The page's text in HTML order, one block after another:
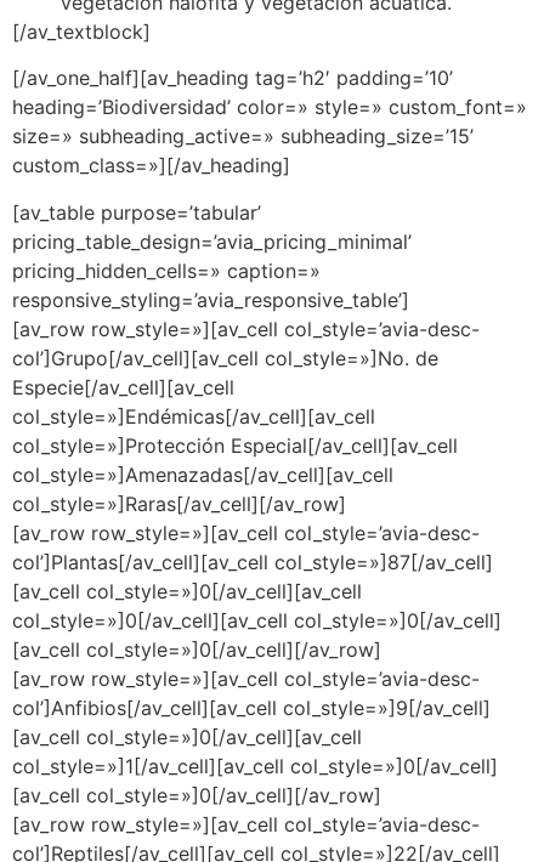
[/av_textblock]
[/av_one_half][av_heading tag=’h2′ padding=’10’
heading=’Biodiversidad’ color=» style=» custom_font=»
size=» subheading_active=» subheading_size=’15’
custom_class=»][/av_heading]
[av_table purpose=’tabular’
pricing_table_design=’avia_pricing_minimal’
pricing_hidden_cells=» caption=»
responsive_styling=’avia_responsive_table’]
[av_row row_style=»][av_cell col_style=’avia-desc-
col’]Grupo[/av_cell][av_cell col_style=»]No. de
Especie[/av_cell][av_cell
col_style=»]Endémicas[/av_cell][av_cell
col_style=»]Protección Especial[/av_cell][av_cell
col_style=»]Amenazadas[/av_cell][av_cell
col_style=»]Raras[/av_cell][/av_row]
[av_row row_style=»][av_cell col_style=’avia-desc-
col’]Plantas[/av_cell][av_cell col_style=»]87[/av_cell]
[av_cell col_style=»]0[/av_cell][av_cell
col_style=»]0[/av_cell][av_cell col_style=»]0[/av_cell]
[av_cell col_style=»]0[/av_cell][/av_row]
[av_row row_style=»][av_cell col_style=’avia-desc-
col’]Anfibios[/av_cell][av_cell col_style=»]9[/av_cell]
[av_cell col_style=»]0[/av_cell][av_cell
col_style=»]1[/av_cell][av_cell col_style=»]0[/av_cell]
[av_cell col_style=»]0[/av_cell][/av_row]
[av_row row_style=»][av_cell col_style=’avia-desc-
col’]Reptiles[/av_cell][av_cell col_style=»]22[/av_cell]